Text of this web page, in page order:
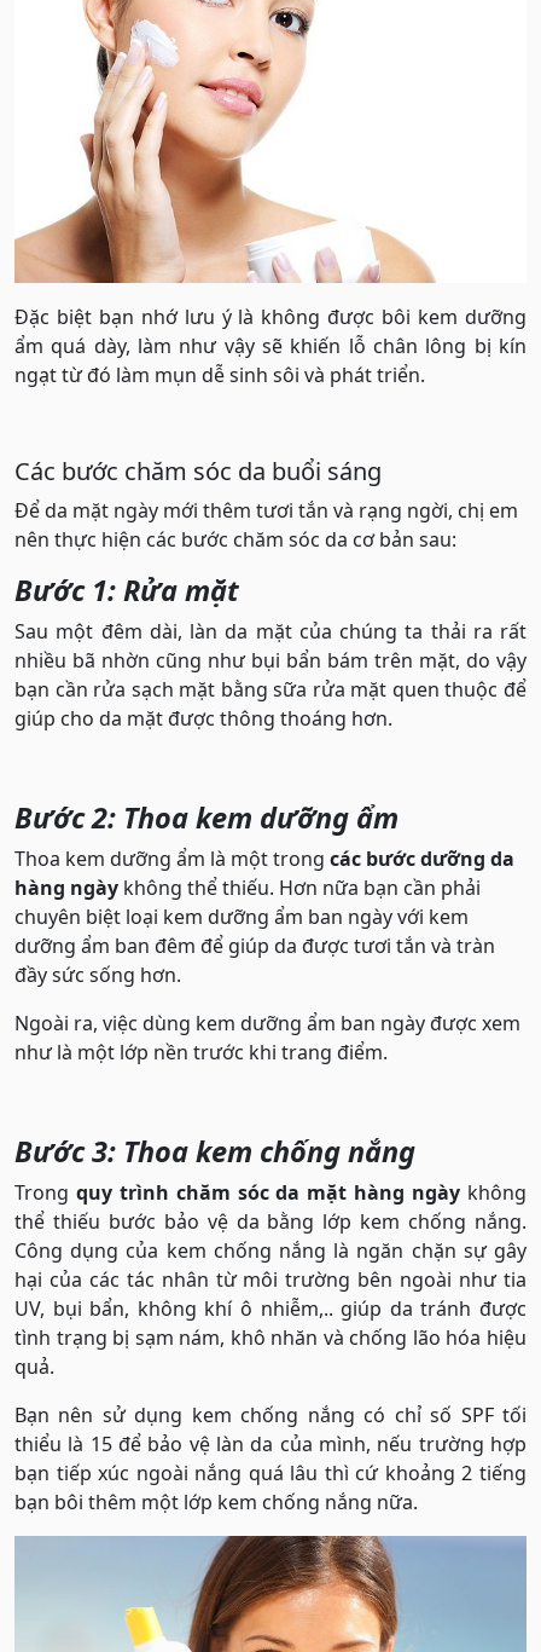
Đặc biệt bạn nhớ lưu ý là không được bôi kem dưỡng
ẩm quá dày, làm như vậy sẽ khiến lỗ chân lông bị kín
ngạt từ đó làm mụn dễ sinh sôi và phát triển.
Các bước chăm sóc da buổi sáng
Để da mặt ngày mới thêm tươi tắn và rạng ngời, chị em
nên thực hiện các bước chăm sóc da cơ bản sau:
Bước 1: Rửa mặt
Sau một đêm dài, làn da mặt của chúng ta thải ra rất
nhiều bã nhờn cũng như bụi bẩn bám trên mặt, do vậy
bạn cần rửa sạch mặt bằng sữa rửa mặt quen thuộc để
giúp cho da mặt được thông thoáng hơn.
Bước 2: Thoa kem dưỡng ẩm
Thoa kem dưỡng ẩm là một trong các bước dưỡng da
hàng ngày không thể thiếu. Hơn nữa bạn cần phải
chuyên biệt loại kem dưỡng ẩm ban ngày với kem
dưỡng ẩm ban đêm để giúp da được tươi tắn và tràn
đầy sức sống hơn.
Ngoài ra, việc dùng kem dưỡng ẩm ban ngày được xem
như là một lớp nền trước khi trang điểm.
Bước 3: Thoa kem chống nắng
Trong quy trình chăm sóc da mặt hàng ngày không
thể thiếu bước bảo vệ da bằng lớp kem chống nắng.
Công dụng của kem chống nắng là ngăn chặn sự gây
hại của các tác nhân từ môi trường bên ngoài như tia
UV, bụi bẩn, không khí ô nhiễm,.. giúp da tránh được
tình trạng bị sạm nám, khô nhăn và chống lão hóa hiệu
quả.
Bạn nên sử dụng kem chống nắng có chỉ số SPF tối
thiểu là 15 để bảo vệ làn da của mình, nếu trường hợp
bạn tiếp xúc ngoài nắng quá lâu thì cứ khoảng 2 tiếng
bạn bôi thêm một lớp kem chống nắng nữa.